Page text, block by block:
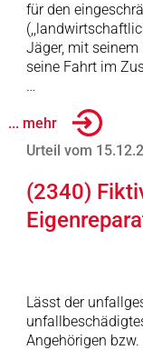
für den
Jäger, mit seinem
seine Fahrt im
…
... mehr
Urteil vom
(2340)
Lässt der
Angehörigen bzw.